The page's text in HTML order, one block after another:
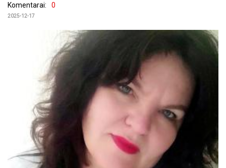
Komentarai: 0
2025-12-17